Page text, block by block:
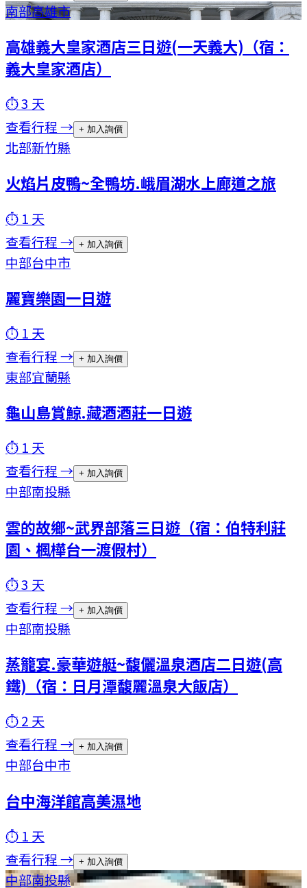
南部高雄市
高雄義大皇家酒店三日遊(一天義大)（宿：
義大皇家酒店）
⏱3 天
查看行程 → + 加入詢價
北部新竹縣
火焰片皮鴨~全鴨坊.峨眉湖水上廊道之旅
⏱ 1 天
查看行程 → + 加入詢價
中部台中市
麗寶樂園一日遊
⏱ 1 天
查看行程 → + 加入詢價
東部宜蘭縣
龜山島賞鯨.藏酒酒莊一日遊
⏱ 1 天
查看行程 → + 加入詢價
中部南投縣
雲的故鄉~武界部落三日遊（宿：伯特利莊
園、楓樺台一渡假村）
⏱3 天
查看行程 → + 加入詢價
中部南投縣
蒸籠宴.豪華遊艇~馥儷溫泉酒店二日遊(高
鐵)（宿：日月潭馥麗溫泉大飯店）
⏱2 天
查看行程 → + 加入詢價
中部台中市
台中海洋館高美濕地
⏱ 1 天
查看行程 → + 加入詢價
中部南投縣